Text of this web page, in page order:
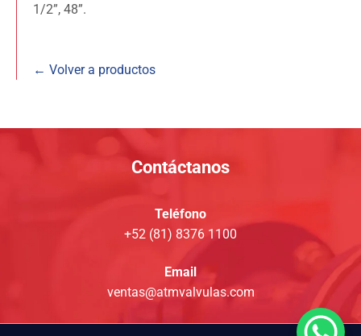
1/2”, 48”.
← Volver a productos
Contáctanos
Teléfono
+52 (81) 8376 1100
Email
ventas@atmvalvulas.com